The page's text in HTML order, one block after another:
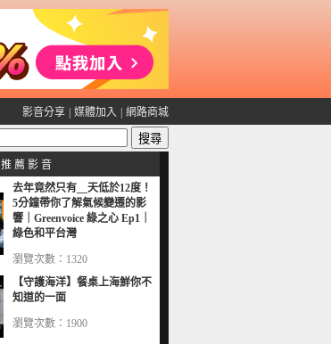
影音分享 媒體加入 網路商城
推 薦 影 音
去年竟然只有__天低於12度！
5分鐘帶你了解氣候變遷的影
響｜Greenvoice 綠之心 Ep1｜
綠色和平台灣
瀏覽次數：1320
【守護海洋】餐桌上海鮮你不
知道的一面
瀏覽次數：1900